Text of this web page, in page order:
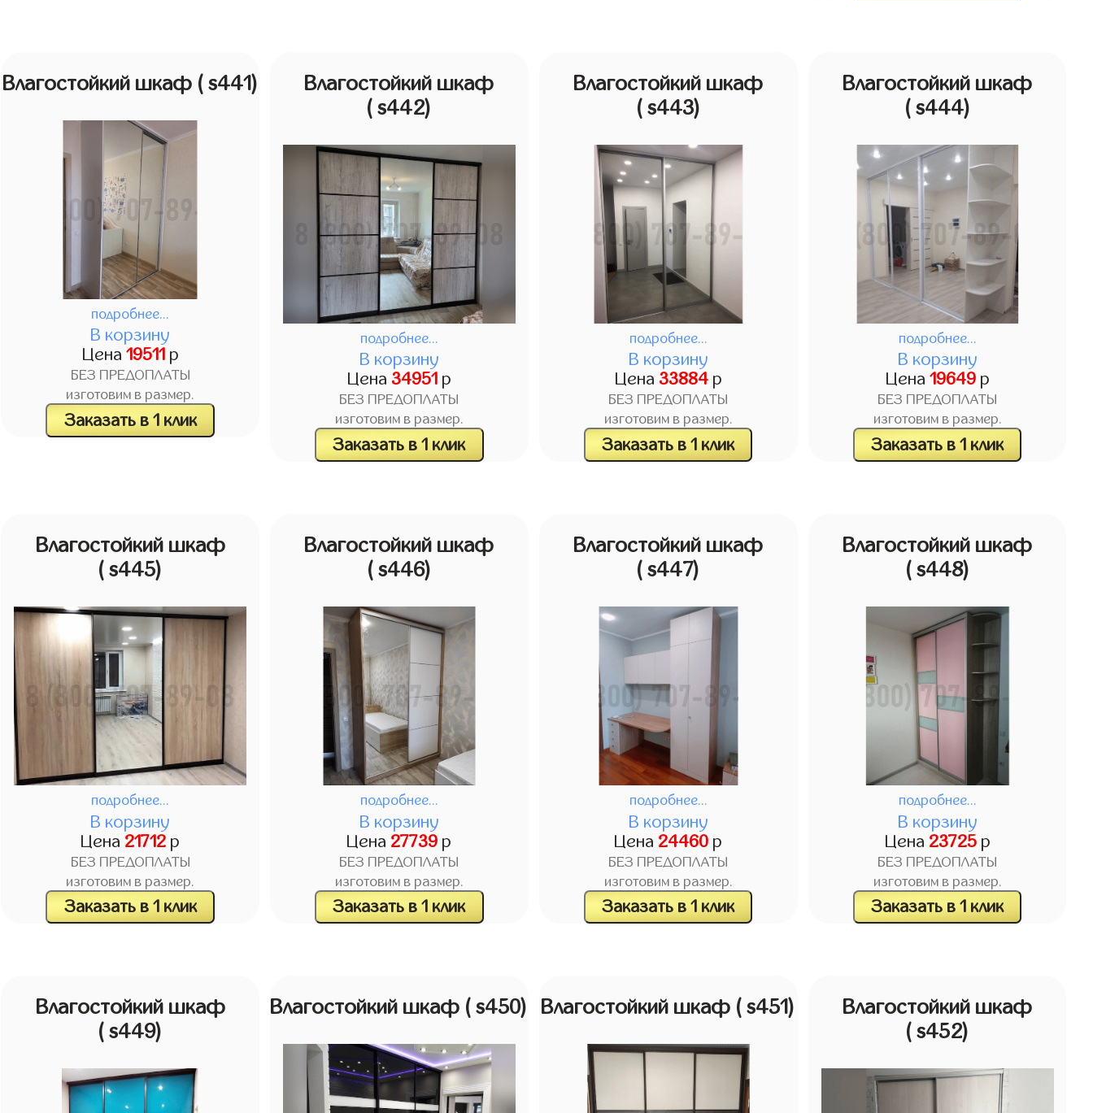
Влагостойкий шкаф ( s441)
подробнее...
В корзину
Цена 19511р
БЕЗ ПРЕДОПЛАТЫ
изготовим в размер.
Заказать в 1 клик
Влагостойкий шкаф
( s442)
подробнее...
В корзину
Цена 34951р
БЕЗ ПРЕДОПЛАТЫ
изготовим в размер.
Заказать в 1 клик
Влагостойкий шкаф
( s443)
подробнее...
В корзину
Цена 33884р
БЕЗ ПРЕДОПЛАТЫ
изготовим в размер.
Заказать в 1 клик
Влагостойкий шкаф
( s444)
подробнее...
В корзину
Цена 19649р
БЕЗ ПРЕДОПЛАТЫ
изготовим в размер.
Заказать в 1 клик
Влагостойкий шкаф
( s445)
подробнее...
В корзину
Цена 21712 р
БЕЗ ПРЕДОПЛАТЫ
изготовим в размер.
Заказать в 1 клик
Влагостойкий шкаф
( s446)
подробнее...
В корзину
Цена 27739 р
БЕЗ ПРЕДОПЛАТЫ
изготовим в размер.
Заказать в 1 клик
Влагостойкий шкаф
( s447)
подробнее...
В корзину
Цена 24460 р
БЕЗ ПРЕДОПЛАТЫ
изготовим в размер.
Заказать в 1 клик
Влагостойкий шкаф
( s448)
подробнее...
В корзину
Цена 23725р
БЕЗ ПРЕДОПЛАТЫ
изготовим в размер.
Заказать в 1 клик
Влагостойкий шкаф
( s449)
Влагостойкий шкаф ( s450) Влагостойкий шкаф ( s451)
Влагостойкий шкаф
( s452)